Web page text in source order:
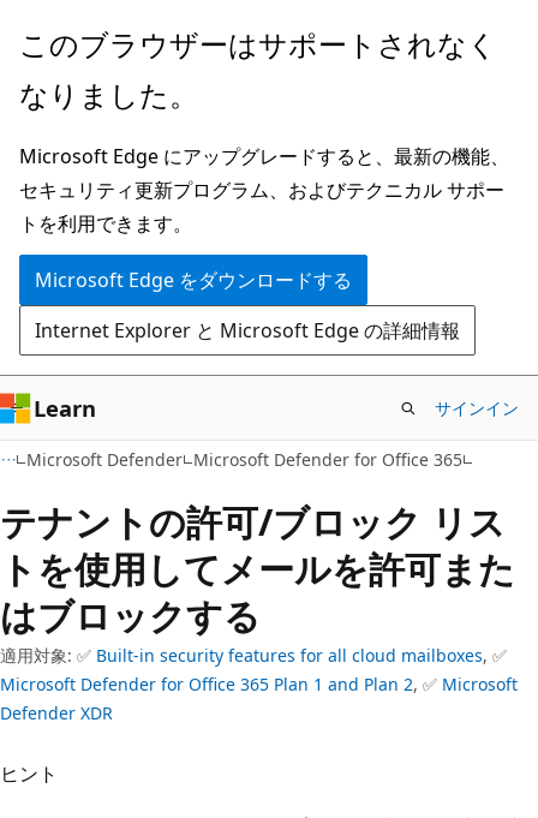
メ
ン
ン
テ
ン
ツ
に
ス
キ
ッ
プ
このブラウザーはサポートされなく
なりました。
Microsoft Edge にアップグレードすると、最新の機能、
セキュリティ更新プログラム、およびテクニカル サポー
トを利用できます。
Microsoft Edge をダウンロードする
Internet Explorer と Microsoft Edge の詳細情報
Learn サインイン
Microsoft Defender Microsoft Defender for Office 365
テナントの許可/ブロック リス
トを使用してメールを許可また
はブロックする
適用対象: ✅ Built-in security features for all cloud mailboxes, ✅
Microsoft Defender for Office 365 Plan 1 and Plan 2, ✅ Microsoft
Defender XDR
ヒント